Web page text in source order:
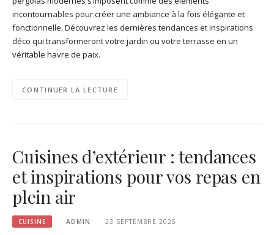
incontournables pour créer une ambiance à la fois élégante et
fonctionnelle. Découvrez les dernières tendances et inspirations
déco qui transformeront votre jardin ou votre terrasse en un
véritable havre de paix.
CONTINUER LA LECTURE
Cuisines d’extérieur : tendances
et inspirations pour vos repas en
plein air
CUISINE ADMIN 23 SEPTEMBRE 2025